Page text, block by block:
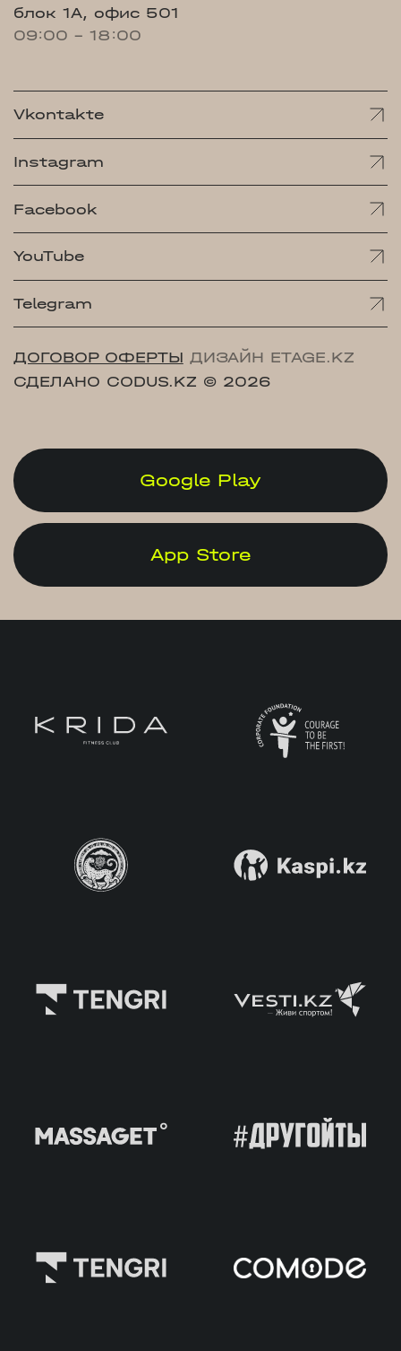
блок 1А, офис 501
09:00 - 18:00
Vkontakte
Instagram
Facebook
YouTube
Telegram
ДОГОВОР ОФЕРТЫ ДИЗАЙН ETAGE.KZ
СДЕЛАНО CODUS.KZ © 2026
Google Play
App Store